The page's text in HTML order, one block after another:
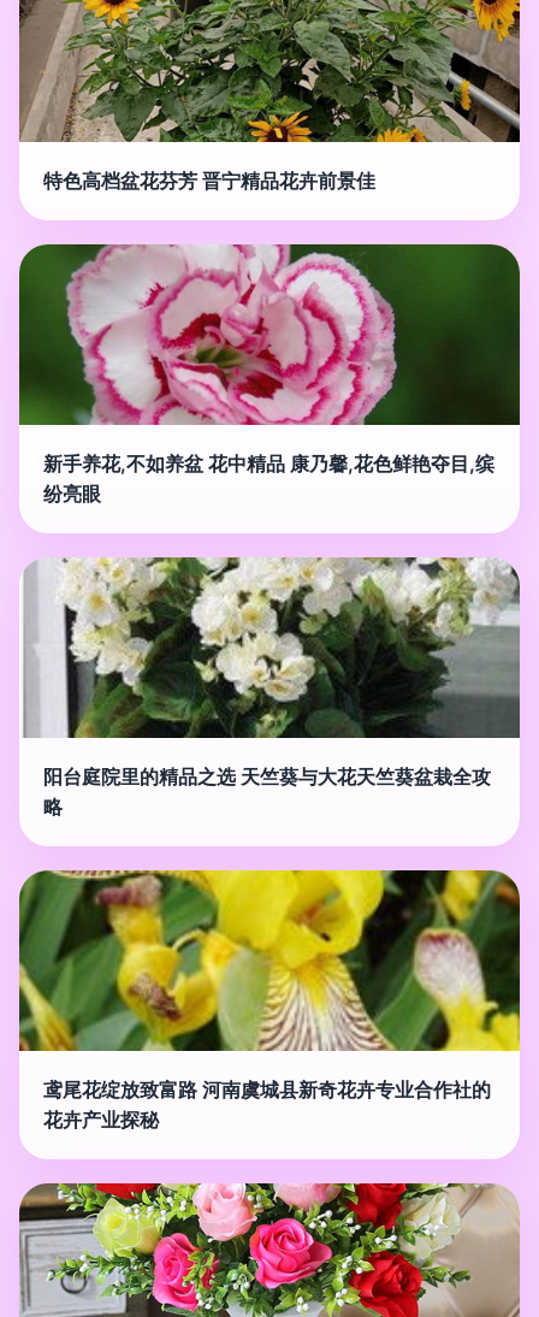
特色高档盆花芬芳 晋宁精品花卉前景佳
新手养花,不如养盆 花中精品 康乃馨,花色鲜艳夺目,缤
纷亮眼
阳台庭院里的精品之选 天竺葵与大花天竺葵盆栽全攻
略
鸢尾花绽放致富路 河南虞城县新奇花卉专业合作社的
花卉产业探秘